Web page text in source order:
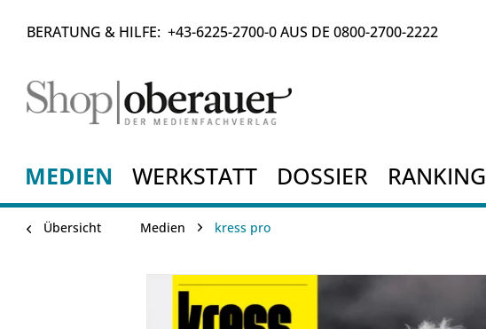
BERATUNG & HILFE: +43-6225-2700-0AUS DE 0800-2700-2222
MEDIEN WERKSTATT DOSSIER RANKING
Übersicht Medien kress pro